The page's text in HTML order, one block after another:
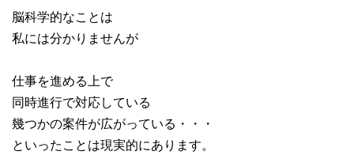
脳科学的なことは
私には分かりませんが
仕事を進める上で
同時進行で対応している
幾つかの案件が広がっている・・・
といったことは現実的にあります。